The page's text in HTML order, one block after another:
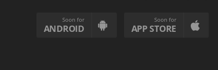
Soon for
APP STORE
Soon for
ANDROID